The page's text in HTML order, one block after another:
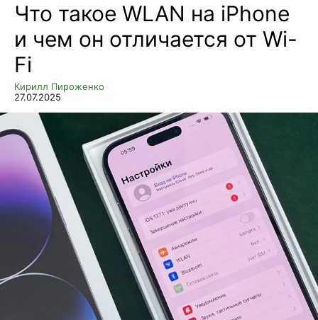
Что такое WLAN на iPhone
и чем он отличается от Wi-
Fi
Кирилл Пироженко
27.07.2025